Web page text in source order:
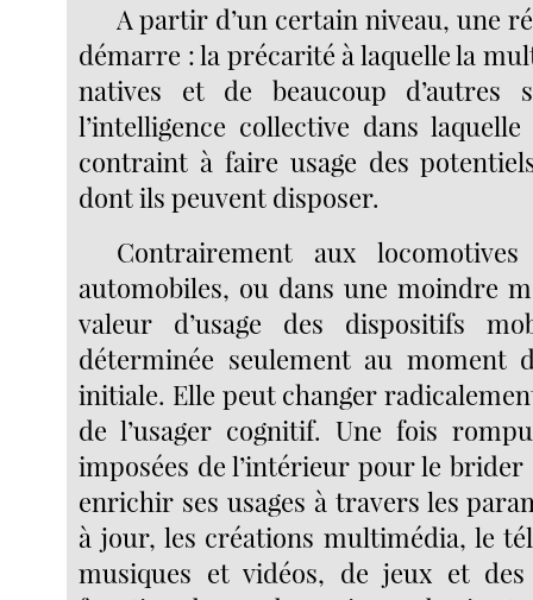
A partir d’un certain niveau, une
démarre : la précarité à laquelle la
natives et de beaucoup d’autres
l’intelligence collective dans
contraint à faire usage des
dont ils peuvent disposer.
Contrairement aux
automobiles, ou dans une moindre
valeur d’usage des dispositifs
déterminée seulement au moment
initiale. Elle peut changer
de l’usager cognitif. Une fois
imposées de l’intérieur pour le brider
enrichir ses usages à travers les
à jour, les créations multimédia, le
musiques et vidéos, de jeux et